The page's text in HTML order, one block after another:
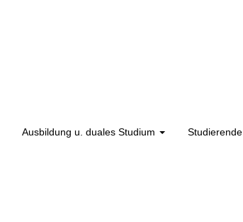
Ausbildung u. duales Studium Studierende